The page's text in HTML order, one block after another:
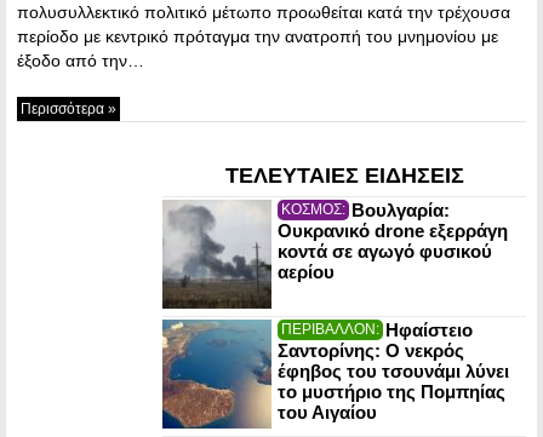
πολυσυλλεκτικό πολιτικό μέτωπο προωθείται κατά την τρέχουσα
περίοδο με κεντρικό πρόταγμα την ανατροπή του μνημονίου με
έξοδο από την…
Περισσότερα »
ΤΕΛΕΥΤΑΙΕΣ ΕΙΔΗΣΕΙΣ
ΚΟΣΜΟΣ: Βουλγαρία:
Ουκρανικό drone εξερράγη
κοντά σε αγωγό φυσικού
αερίου
ΠΕΡΙΒΑΛΛΟΝ: Ηφαίστειο
Σαντορίνης: Ο νεκρός
έφηβος του τσουνάμι λύνει
το μυστήριο της Πομπηίας
του Αιγαίου